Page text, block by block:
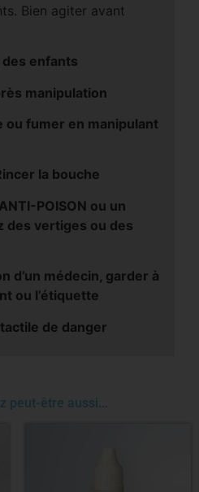
Bien agiter avant
enfants
manipulation
ou fumer en manipulant
la bouche
POISON ou un
des vertiges ou des
d’un médecin, garder à
ou l’étiquette
de danger
peut-être aussi…